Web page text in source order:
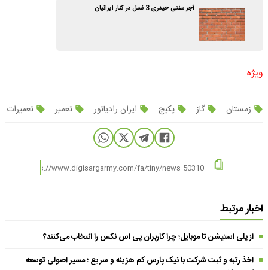
آجر سنتی حیدری 3 نسل در کنار ایرانیان
ویژه
زمستان گاز پکیج ایران رادیاتور تعمیر تعمیرات
اخبار مرتبط
از پلی استیشن تا موبایل؛ چرا کاربران پی اس نکس را انتخاب می‌کنند؟
اخذ رتبه و ثبت شرکت با نیک پارس کم هزینه و سریع ؛ مسیر اصولی توسعه